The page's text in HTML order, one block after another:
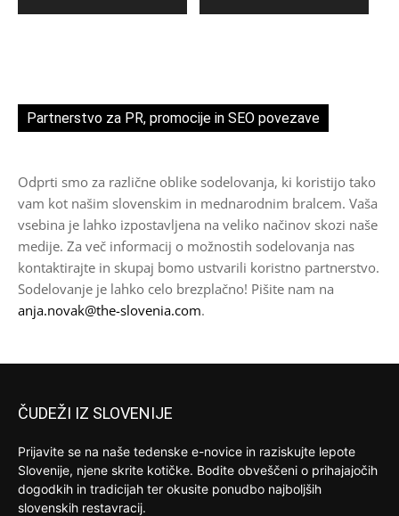
Partnerstvo za PR, promocije in SEO povezave
Odprti smo za različne oblike sodelovanja, ki koristijo tako
vam kot našim slovenskim in mednarodnim bralcem. Vaša
vsebina je lahko izpostavljena na veliko načinov skozi naše
medije. Za več informacij o možnostih sodelovanja nas
kontaktirajte in skupaj bomo ustvarili koristno partnerstvo.
Sodelovanje je lahko celo brezplačno! Pišite nam na
anja.novak@the-slovenia.com.
ČUDEŽI IZ SLOVENIJE
Prijavite se na naše tedenske e-novice in raziskujte lepote
Slovenije, njene skrite kotičke. Bodite obveščeni o prihajajočih
dogodkih in tradicijah ter okusite ponudbo najboljših
slovenskih restavracij.